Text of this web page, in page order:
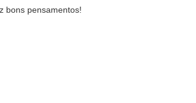
bons pensamentos!